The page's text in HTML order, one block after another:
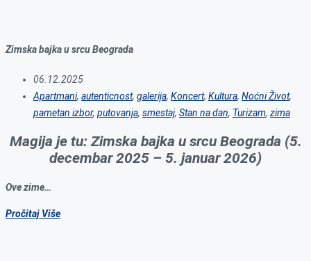
Zimska bajka u srcu Beograda
06.12.2025
Apartmani, autenticnost, galerija, Koncert, Kultura, Noćni Život,
pametan izbor, putovanja, smestaj, Stan na dan, Turizam, zima
Magija je tu: Zimska bajka u srcu Beograda (5.
decembar 2025 – 5. januar 2026)
Ove zime…
Pročitaj Više